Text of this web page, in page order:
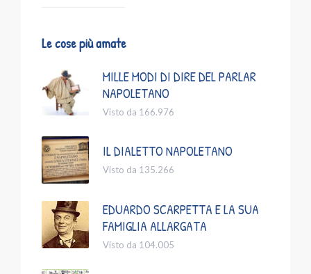
Le cose più amate
MILLE MODI DI DIRE DEL PARLAR
NAPOLETANO
Visto da 166.976
IL DIALETTO NAPOLETANO
Visto da 135.266
EDUARDO SCARPETTA E LA SUA
FAMIGLIA ALLARGATA
Visto da 104.005